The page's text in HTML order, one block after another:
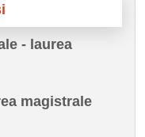
- laurea
magistrale